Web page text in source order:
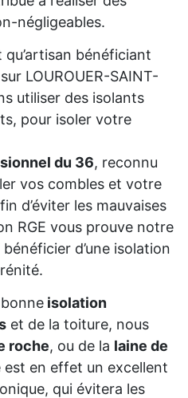
négligeables.
bénéficiant
LOUROUER-SAINT-
utiliser des isolants
pour isoler votre
du 36, reconnu
vos combles et votre
d’éviter les mauvaises
RGE vous prouve notre
d’une isolation
isolation
et de la toiture, nous
roche, ou de la laine de
est en effet un excellent
qui évitera les